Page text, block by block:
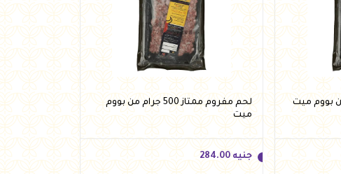
لحم مفروم ممتاز 500 جرام من بووم
ميت
جنيه 284.00